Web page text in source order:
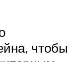
чтобы